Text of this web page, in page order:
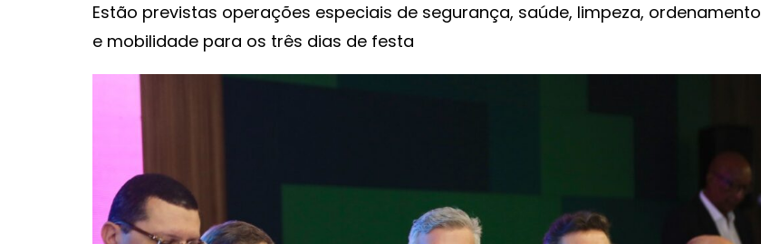
Estão previstas operações especiais de segurança, saúde, limpeza, ordenamento
e mobilidade para os três dias de festa